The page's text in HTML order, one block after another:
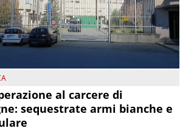
al carcere di
sequestrate armi bianche e